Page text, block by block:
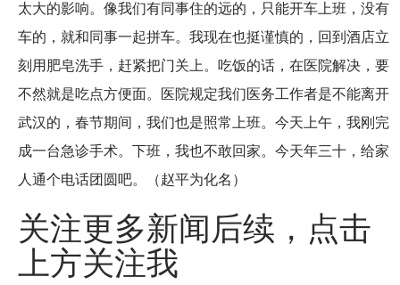
太大的影响。像我们有同事住的远的，只能开车上班，没有
车的，就和同事一起拼车。我现在也挺谨慎的，回到酒店立
刻用肥皂洗手，赶紧把门关上。吃饭的话，在医院解决，要
不然就是吃点方便面。医院规定我们医务工作者是不能离开
武汉的，春节期间，我们也是照常上班。今天上午，我刚完
成一台急诊手术。下班，我也不敢回家。今天年三十，给家
人通个电话团圆吧。（赵平为化名）
关注更多新闻后续，点击
上方关注我